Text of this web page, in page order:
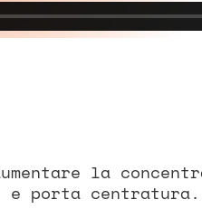
la
e porta centratura.